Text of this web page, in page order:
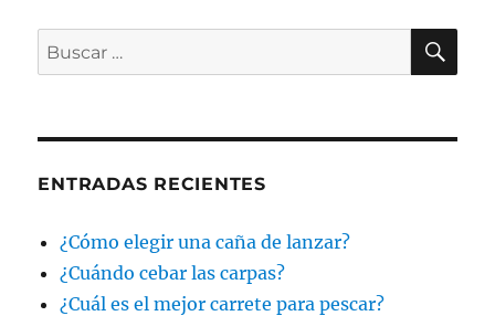
Buscar
por:
ENTRADAS RECIENTES
¿Cómo elegir una caña de lanzar?
¿Cuándo cebar las carpas?
¿Cuál es el mejor carrete para pescar?